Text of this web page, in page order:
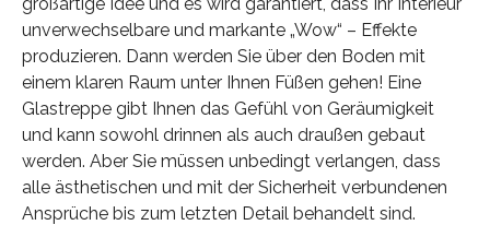
unverwechselbare und markante „Wow“ – Effekte
produzieren. Dann werden Sie über den Boden mit
einem klaren Raum unter Ihnen Füßen gehen! Eine
Glastreppe gibt Ihnen das Gefühl von Geräumigkeit
und kann sowohl drinnen als auch draußen gebaut
werden. Aber Sie müssen unbedingt verlangen, dass
alle ästhetischen und mit der Sicherheit verbundenen
Ansprüche bis zum letzten Detail behandelt sind.